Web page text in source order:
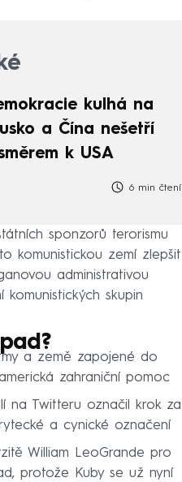
kulhá na
a Čína nešetří
k USA
6 min čtení
sponzorů terorismu
komunistickou zemí zlepšit
administrativou
skupin
a země zapojené do
zahraniční pomoc
na Twitteru označil krok za
a cynické označení
William LeoGrande pro
protože Kuby se už nyní